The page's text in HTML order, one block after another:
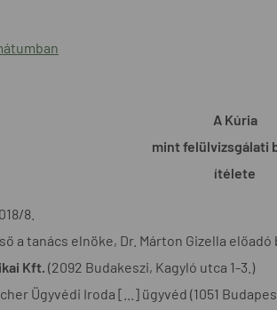
A Kúria
mint felülvizsgálati
ítélete
8.
a tanács elnöke, Dr. Márton Gizella
Kft. (2092 Budakeszi, Kagyló utca 1-3.)
Ügyvédi Iroda [...] ügyvéd (1051